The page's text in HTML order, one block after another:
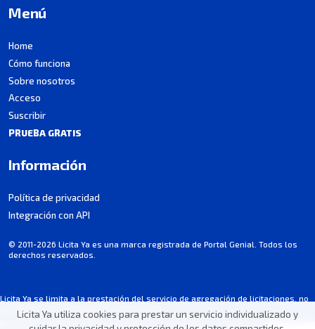
Licita Ya utiliza cookies para prestar un servicio individualizado y
Licita Ya se limita a la prestación del servicio de agregación de licitaciones, no
participa en los procesos de contratación.
Parte de la información puede contener imprecisiones involuntarias. Consultá
Menú
Home
Cómo funciona
Sobre nosotros
Acceso
Suscribir
PRUEBA GRATIS
Información
Política de privacidad
Integración con API
© 2011-2026 Licita Ya es una marca registrada de Portal Genial. Todos los
derechos reservados.